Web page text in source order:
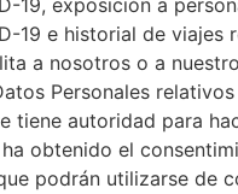
19, exposición a
19 e historial de viajes
a nosotros o a
Personales
tiene autoridad para
obtenido el
podrán utilizarse de